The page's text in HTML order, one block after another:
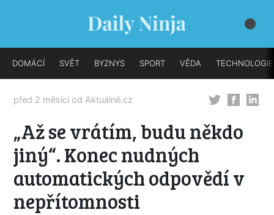
DOMÁCÍ SVĚT BYZNYS SPORT VĚDA TECHNOLOGIE
před 2 měsíci od Aktuálně.cz
„Až se vrátím, budu někdo
jiný“. Konec nudných
automatických odpovědí v
nepřítomnosti